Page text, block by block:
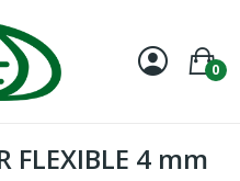
0
FLEXIBLE 4 mm